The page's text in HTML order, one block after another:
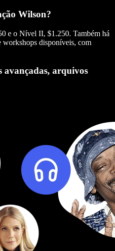
Wilson?
e o Nível II, $1.250. Também há
workshops disponíveis, com
avançadas, arquivos